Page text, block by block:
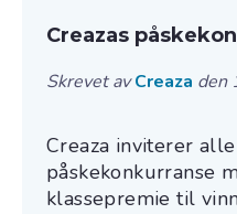
Creazas
Skrevet avCreaza den
Creaza inviterer
påskekonkurranse
klassepremie til